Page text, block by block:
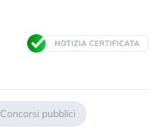
Concorsi pubblici